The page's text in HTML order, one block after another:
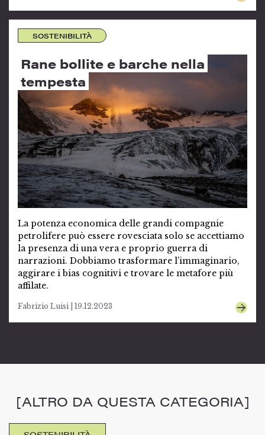
SOSTENIBILITÀ
Rane bollite e barche nella
tempesta
La potenza economica delle grandi compagnie
petrolifere può essere rovesciata solo se accettiamo
la presenza di una vera e proprio guerra di
narrazioni. Dobbiamo trasformare l’immaginario,
aggirare i bias cognitivi e trovare le metafore più
affilate.
Fabrizio Luisi | 19.12.2023
[ALTRO DA QUESTA CATEGORIA]